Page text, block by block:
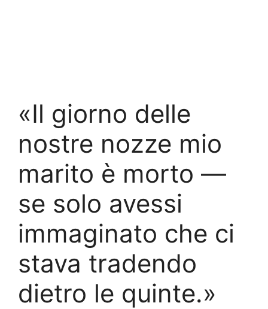
«Il giorno delle
nostre nozze mio
marito è morto —
se solo avessi
immaginato che ci
stava tradendo
dietro le quinte.»